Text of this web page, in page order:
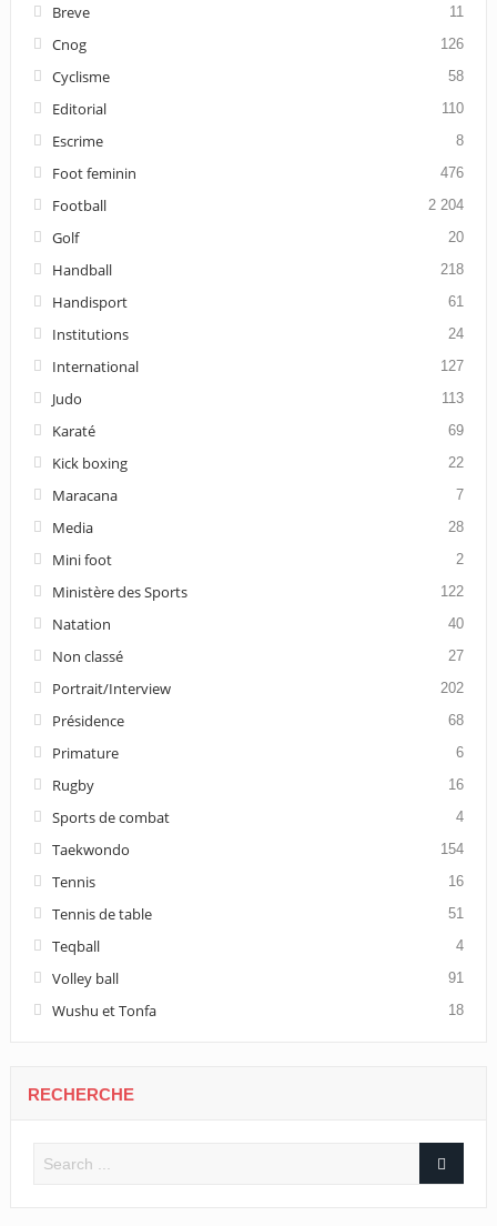
Breve 11
Cnog 126
Cyclisme 58
Editorial 110
Escrime 8
Foot feminin 476
Football 2 204
Golf 20
Handball 218
Handisport 61
Institutions 24
International 127
Judo 113
Karaté 69
Kick boxing 22
Maracana 7
Media 28
Mini foot 2
Ministère des Sports 122
Natation 40
Non classé 27
Portrait/Interview 202
Présidence 68
Primature 6
Rugby 16
Sports de combat 4
Taekwondo 154
Tennis 16
Tennis de table 51
Teqball 4
Volley ball 91
Wushu et Tonfa 18
RECHERCHE